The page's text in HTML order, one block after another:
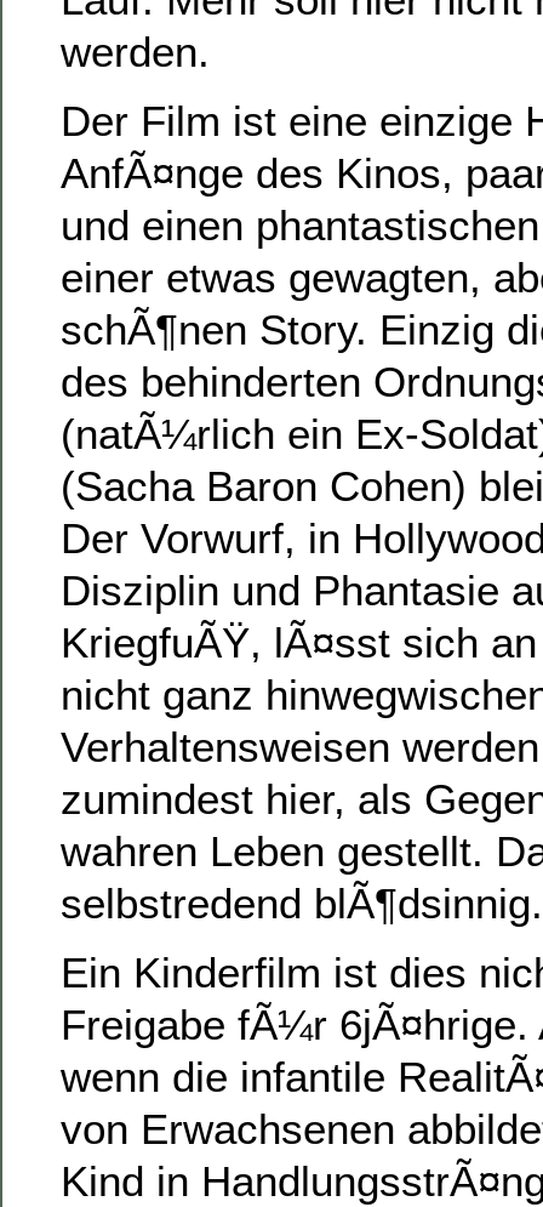
werden.
Der Film ist eine einzige
AnfÃ¤nge des Kinos,
und einen
einer etwas gewagten,
schÃ¶nen Story. Einzig
des behinderten
(natÃ¼rlich ein Ex-
(Sacha Baron Cohen)
Der Vorwurf, in
Disziplin und Phantasie
KriegfuÃŸ, lÃ¤sst sich
nicht ganz
Verhaltensweisen
zumindest hier, als
wahren Leben gestellt.
selbstredend blÃ¶dsinnig.
Ein Kinderfilm ist dies
Freigabe fÃ¼r 6jÃ¤hrige.
wenn die infantile
von Erwachsenen
Kind in